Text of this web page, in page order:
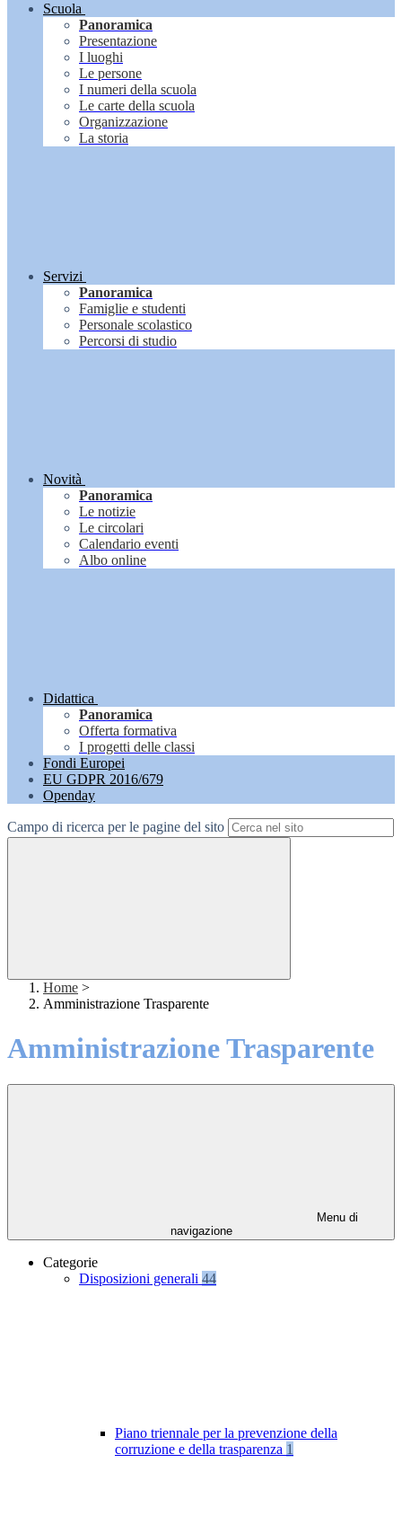
Scuola
Panoramica
Presentazione
I luoghi
Le persone
I numeri della scuola
Le carte della scuola
Organizzazione
La storia
Servizi
Panoramica
Famiglie e studenti
Personale scolastico
Percorsi di studio
Novità
Panoramica
Le notizie
Le circolari
Calendario eventi
Albo online
Didattica
Panoramica
Offerta formativa
I progetti delle classi
Fondi Europei
EU GDPR 2016/679
Openday
Campo di ricerca per le pagine del sito
Home >
Amministrazione Trasparente
Amministrazione Trasparente
Menu di
navigazione
Categorie
Disposizioni generali 44
Piano triennale per la prevenzione della
corruzione e della trasparenza 1